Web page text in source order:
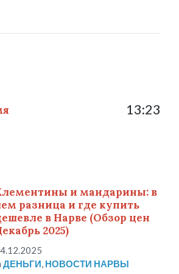
13:23
и мандарины: в
разница и где купить
в Нарве (Обзор цен
2025)
ДЕНЬГИ НОВОСТИ НАРВЫ